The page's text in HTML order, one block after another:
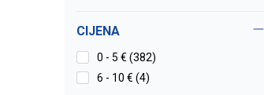
CIJENA
0 - 5 € (382)
6 - 10 € (4)